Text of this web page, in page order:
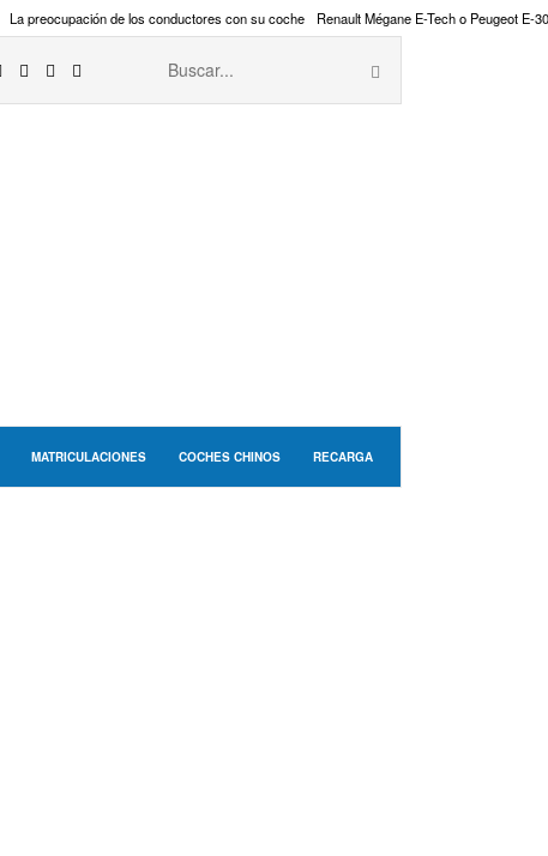
La preocupación de los conductores con su coche Renault Mégane E-Tech o Peugeot E-
MATRICULACIONES COCHES CHINOS RECARGA